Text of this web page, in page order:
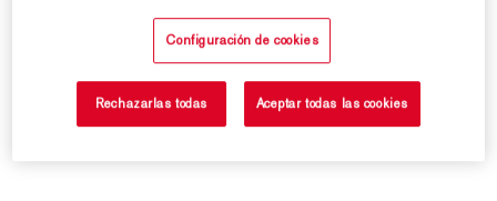
Configuración de cookies
Rechazarlas todas Aceptar todas las cookies